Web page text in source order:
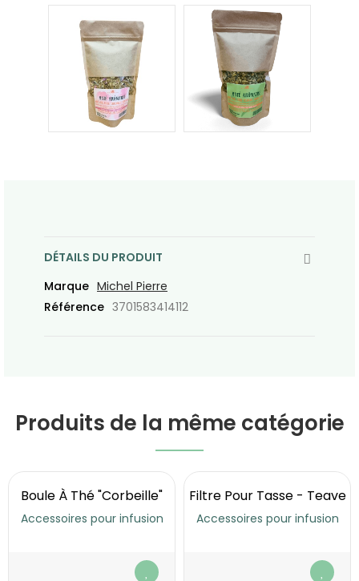
DÉTAILS DU PRODUIT
Marque Michel Pierre
Référence 3701583414112
Produits de la même catégorie
Boule À Thé "Corbeille"
Accessoires pour infusion
Filtre Pour Tasse - Teave
Accessoires pour infusion